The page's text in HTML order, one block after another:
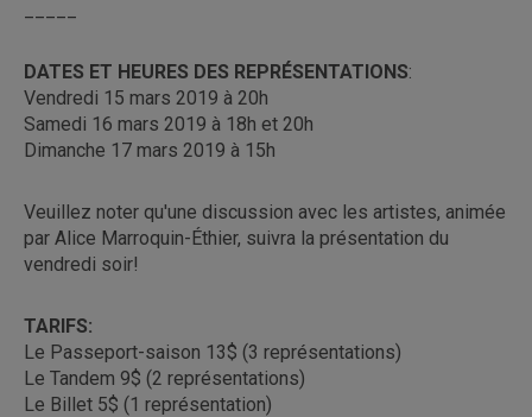
DATES ET HEURES DES REPRÉSENTATIONS:
Vendredi 15 mars 2019 à 20h
Samedi 16 mars 2019 à 18h et 20h
Dimanche 17 mars 2019 à 15h
Veuillez noter qu'une discussion avec les artistes, animée
par Alice Marroquin-Éthier, suivra la présentation du
vendredi soir!
TARIFS:
Le Passeport-saison 13$ (3 représentations)
Le Tandem 9$ (2 représentations)
Le Billet 5$ (1 représentation)